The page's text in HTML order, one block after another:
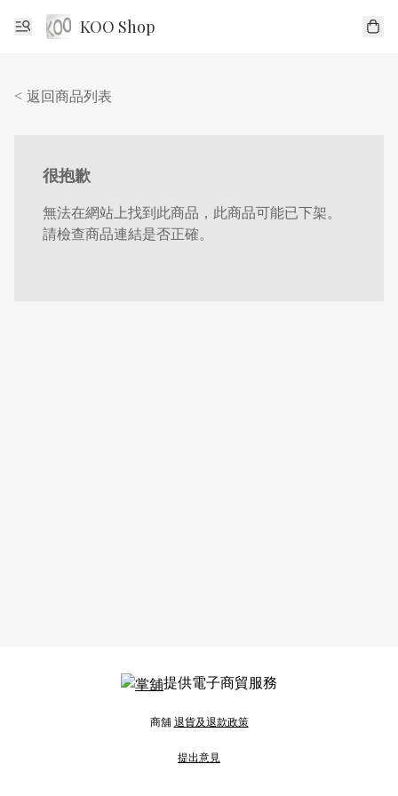
KOO Shop
< 返回商品列表
很抱歉
無法在網站上找到此商品，此商品可能已下架。
請檢查商品連結是否正確。
提供電子商貿服務
商舖退貨及退款政策
提出意見